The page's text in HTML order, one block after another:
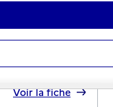
Voir la fiche